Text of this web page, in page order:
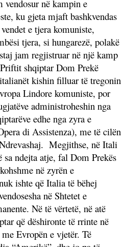
vendosur në kampin e
ku gjeta mjaft bashkvendas
e tjera komuniste,
tjera, si hungarezë, polakë
jam regjistruar në një kamp
shqiptar Dom Prekë
kishin filluar të tregonin
Lindore komuniste, por
administroheshin nga
edhe nga zyra e
di Assistenza), me të cilën
Megjithse, në Itali
sa ndejta atje, fal Dom Prekës
në zyrën e
ishte që Italia të bëhej
në Shtetet e
Në të vërtetë, në atë
që dëshironte të rrinte në
Evropën e vjetër. Të